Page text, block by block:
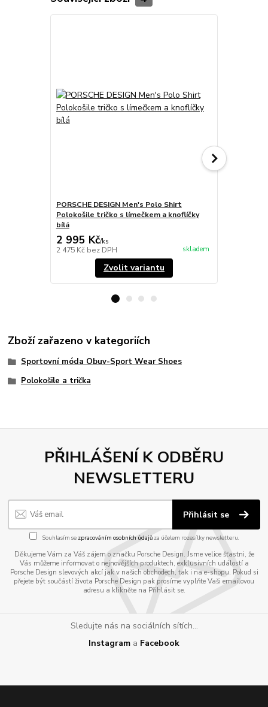
PORSCHE DESIGN Men's Polo Shirt
Polokošile tričko s límečkem a knoflíčky
bílá
2 995 Kč/ks
2 475 Kč bez DPH skladem
Zvolit variantu
Zboží zařazeno v kategoriích
Sportovní móda Obuv-Sport Wear Shoes
Polokošile a trička
PŘIHLÁŠENÍ K ODBĚRU
NEWSLETTERU
Přihlásit se
Souhlasím se zpracováním osobních údajůza účelem rozesílky newsletteru.
Děkujeme Vám za Váš zájem o značku Porsche Design. Jsme velice šťastni, že
Vás můžeme informovat o nejnovějších produktech, exklusivních událostí a
Porsche Design slevových akcí jak v našich obchodech, tak i na e-shopu. Pokud si
přejete být součástí života Porsche Design pak prosíme vyplňte Vaši emailovou
adresu a klikněte na Přihlásit se.
Sledujte nás na sociálních sítích...
Instagram a Facebook